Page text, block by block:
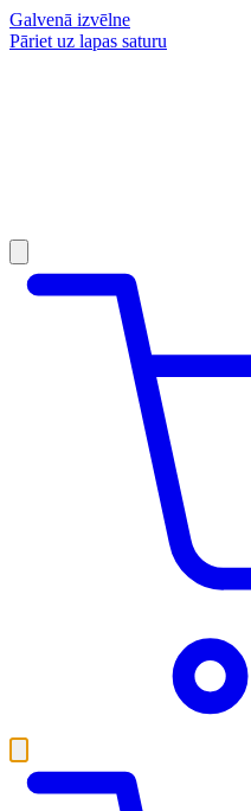
Galvenā izvēlne
Pāriet uz lapas saturu